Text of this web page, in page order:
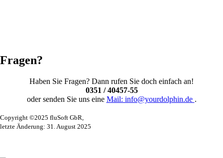
Fragen?
Haben Sie Fragen? Dann rufen Sie doch einfach an!
0351 / 40457-55
oder senden Sie uns eine Mail: info@yourdolphin.de .
Copyright ©2025 fluSoft GbR,
letzte Änderung: 31. August 2025